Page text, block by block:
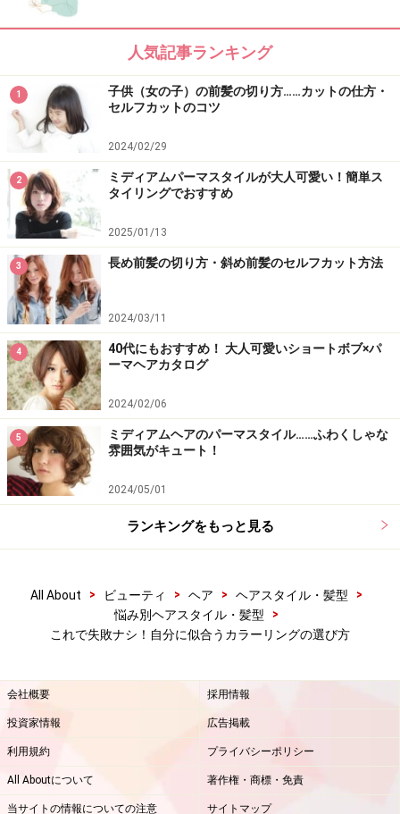
Q4. 白髪が気になってきたときは、どうす
ればいい？
白髪が目立つときは？
白髪は染めると赤みが出やすくなります。髪を明るくし
たい人はマット系でカラーリング。ツヤ感を出したいと
きは、ブラウン、ピンク系で染めましょう。
白髪が伸びても目立ちにくくしたい場合は、全体を明る
めに染めておくのがおすすめです。
Q5. カラーリングはどのくらいの周期です
るのが理想ですか？
カラーリングの頻度は？
2ヶ月に1度染めるくらいなら、伸びてきた部分も目立た
ます。
け染めて行きましょう。
人気記事ランキング
1
子供（女の子）の前髪の切り方……カットの仕方・
セルフカットのコツ
2024/02/29
2
ミディアムパーマスタイルが大人可愛い！簡単ス
タイリングでおすすめ
2025/01/13
3 長め前髪の切り方・斜め前髪のセルフカット方法
2024/03/11
4
40代にもおすすめ！ 大人可愛いショートボブ×パ
ーマヘアカタログ
2024/02/06
5
ミディアムヘアのパーマスタイル……ふわくしゃな
雰囲気がキュート！
2024/05/01
ランキングをもっと見る
All About > ビューティ > ヘア > ヘアスタイル・髪型
>
悩み別ヘアスタイル・髪型
>
これで失敗ナシ！自分に似合うカラーリングの選び方
会社概要 採用情報
投資家情報 広告掲載
利用規約 プライバシーポリシー
All Aboutについて 著作権・商標・免責
当サイトの情報についての注意 サイトマップ